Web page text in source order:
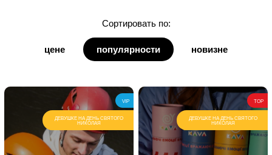
для дедушки
для бабушки
для кума
Сортировать по:
цене популярности новизне
VIP
ДЕВУШКЕ НА ДЕНЬ СВЯТОГО
НИКОЛАЯ
TOP
ДЕВУШКЕ НА ДЕНЬ СВЯТОГО
НИКОЛАЯ